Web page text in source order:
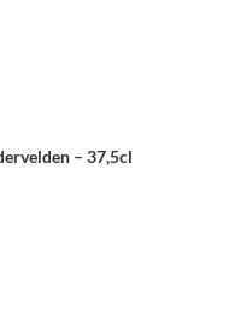
– 37,5cl